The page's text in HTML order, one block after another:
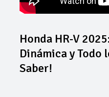
Honda HR-V
Dinámica y Todo
Saber!